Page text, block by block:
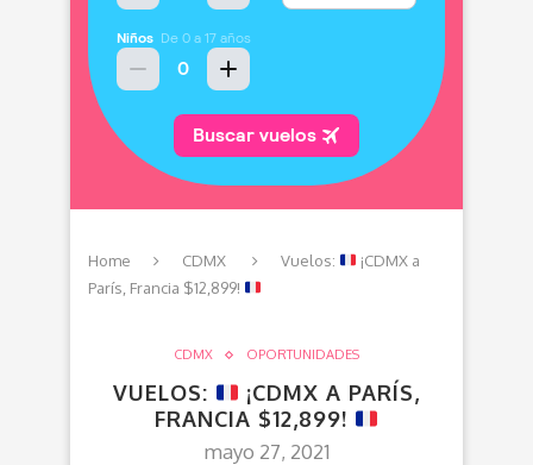
Home CDMX Vuelos:
¡CDMX a
París, Francia $12,899!
CDMX OPORTUNIDADES
VUELOS:
¡CDMX A PARÍS,
FRANCIA $12,899!
mayo 27, 2021